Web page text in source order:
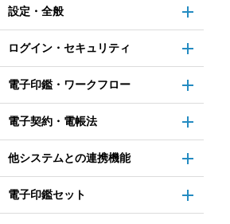
設定・全般
ログイン・セキュリティ
電子印鑑・ワークフロー
電子契約・電帳法
他システムとの連携機能
電子印鑑セット